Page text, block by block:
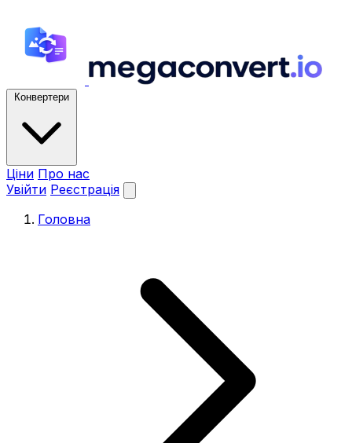
Конвертери
Ціни Про нас
Увійти Реєстрація
Головна